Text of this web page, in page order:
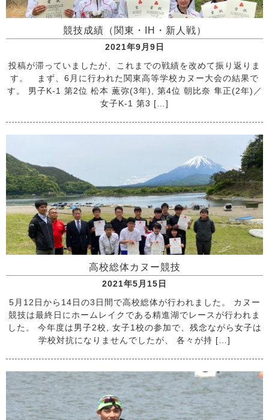
競技成績（関東・IH・新人戦）
2021年9月9日
投稿が滞っていましたが、これまでの戦績を改めて振り返りま
す。 まず、6月に行われた関東高等学校カヌー大会の結果で
す。 男子K-1 第2位 松本 薫弥(3年), 第4位 朝比奈 隼正(2年)／
女子K-1 第3 […]
高校総体カヌー競技
2021年5月15日
5月12日から14日の3日間で高校総体が行われました。 カヌー
競技は最終日にホームレイクである精進湖でレースが行われま
した。 今年度は男子2校, 女子1校の参加で、残念ながら女子は
学校対抗になりませんでしたが、 各々が持 […]